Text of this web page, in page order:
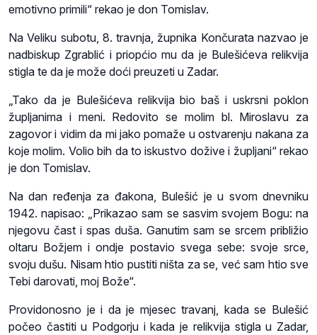
emotivno primili“ rekao je don Tomislav.
Na Veliku subotu, 8. travnja, župnika Končurata nazvao je
nadbiskup Zgrablić i priopćio mu da je Bulešićeva relikvija
stigla te da je može doći preuzeti u Zadar.
„Tako da je Bulešićeva relikvija bio baš i uskrsni poklon
župljanima i meni. Redovito se molim bl. Miroslavu za
zagovor i vidim da mi jako pomaže u ostvarenju nakana za
koje molim. Volio bih da to iskustvo dožive i župljani“ rekao
je don Tomislav.
Na dan ređenja za đakona, Bulešić je u svom dnevniku
1942. napisao: „Prikazao sam se sasvim svojem Bogu: na
njegovu čast i spas duša. Ganutim sam se srcem približio
oltaru Božjem i ondje postavio svega sebe: svoje srce,
svoju dušu. Nisam htio pustiti ništa za se, već sam htio sve
Tebi darovati, moj Bože“.
Providonosno je i da je mjesec travanj, kada se Bulešić
počeo častiti u Podgorju i kada je relikvija stigla u Zadar,